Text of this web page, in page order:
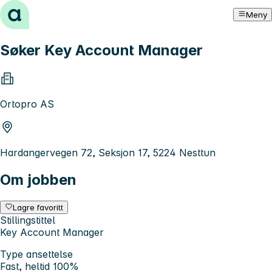
Hopp til innhold Meny
Søker Key Account Manager
Ortopro AS
Hardangervegen 72, Seksjon 17, 5224 Nesttun
Om jobben
Lagre favoritt
Stillingstittel
Key Account Manager
Type ansettelse
Fast, heltid 100%